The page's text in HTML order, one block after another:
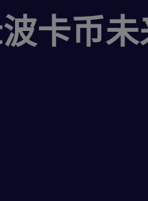
卡币未